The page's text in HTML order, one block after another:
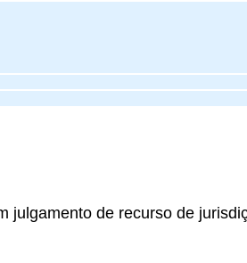
julgamento de recurso de